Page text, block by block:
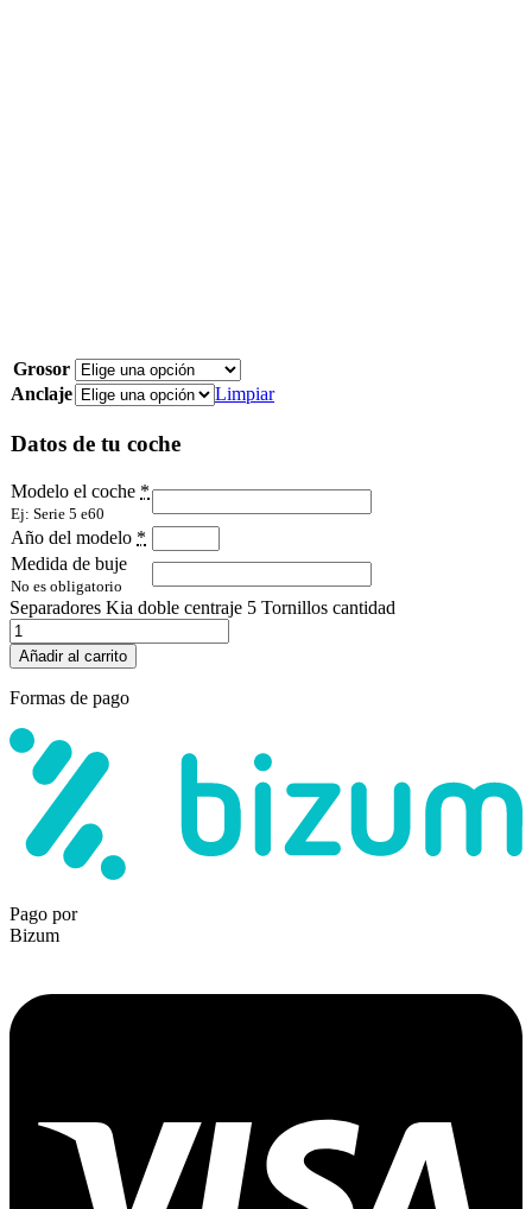
Grosor
Anclaje
Limpiar
Datos de tu coche
Modelo el coche *
Ej: Serie 5 e60
Año del modelo *
Medida de buje
No es obligatorio
Separadores Kia doble centraje 5 Tornillos cantidad
Añadir al carrito
Formas de pago
Pago por
Bizum